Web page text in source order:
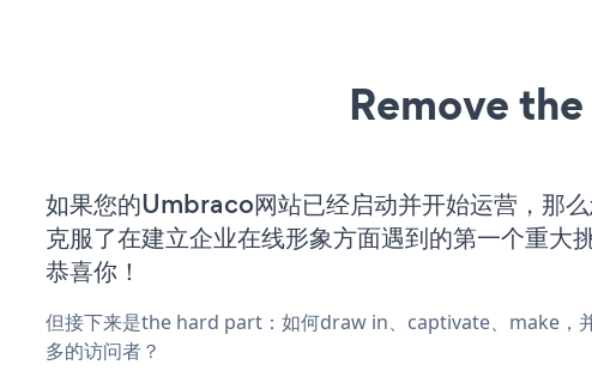
Remove
如果您的Umbraco网站已经启动并开始运营，那
克服了在建立企业在线形象方面遇到的第一个重大挑
恭喜你！
但接下来是the hard part：如何draw in、captivate、make，
多的访问者？